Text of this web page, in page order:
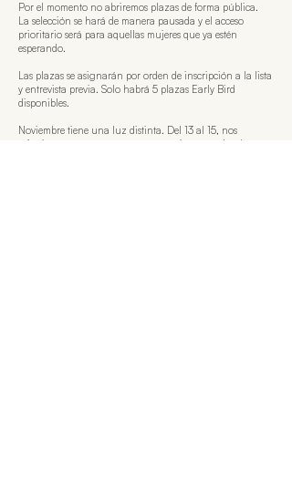
Por el momento no abriremos plazas de forma pública.
La selección se hará de manera pausada y el acceso
prioritario será para aquellas mujeres que ya estén
esperando.
Las plazas se asignarán por orden de inscripción a la lista
y entrevista previa. Solo habrá 5 plazas Early Bird
disponibles.​
Noviembre tiene una luz distinta. Del 13 al 15, nos
refugiaremos en una masía centenaria para soltar lo que